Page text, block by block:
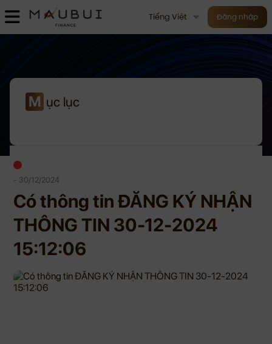
Tiếng Việt Đăng nhập
M ục lục
- 30/12/2024
Có thông tin ĐĂNG KÝ NHẬN
THÔNG TIN 30-12-2024
15:12:06